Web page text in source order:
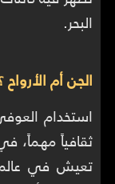
البحر.
الجن أم الأرواح
استخدام
ثقافياً مهماً،
تعيش في